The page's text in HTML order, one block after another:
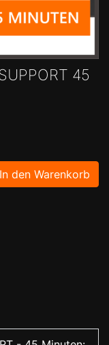
45
In den Warenkorb